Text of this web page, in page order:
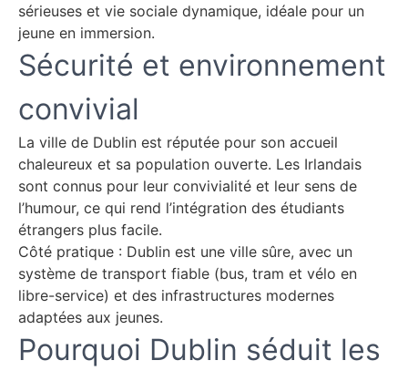
sérieuses et vie sociale dynamique, idéale pour un
jeune en immersion.
Sécurité et environnement
convivial
La ville de Dublin est réputée pour son accueil
chaleureux et sa population ouverte. Les Irlandais
sont connus pour leur convivialité et leur sens de
l’humour, ce qui rend l’intégration des étudiants
étrangers plus facile.
Côté pratique : Dublin est une ville sûre, avec un
système de transport fiable (bus, tram et vélo en
libre-service) et des infrastructures modernes
adaptées aux jeunes.
Pourquoi Dublin séduit les